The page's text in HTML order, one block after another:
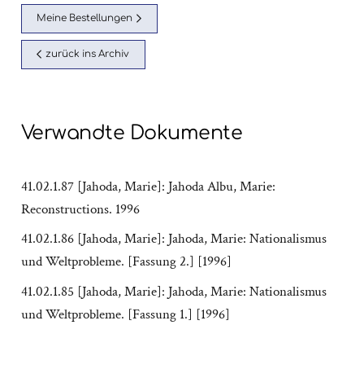
Meine Bestellungen
zurück ins Archiv
Verwandte Dokumente
41.02.1.87 [Jahoda, Marie]: Jahoda Albu, Marie:
Reconstructions. 1996
41.02.1.86 [Jahoda, Marie]: Jahoda, Marie: Nationalismus
und Weltprobleme. [Fassung 2.] [1996]
41.02.1.85 [Jahoda, Marie]: Jahoda, Marie: Nationalismus
und Weltprobleme. [Fassung 1.] [1996]